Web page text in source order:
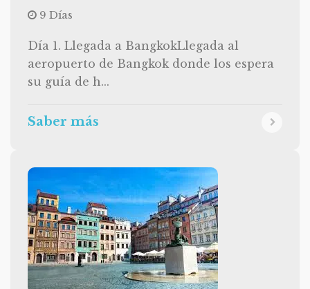
9 Días
Día 1. Llegada a BangkokLlegada al
aeropuerto de Bangkok donde los espera
su guía de h...
Saber más